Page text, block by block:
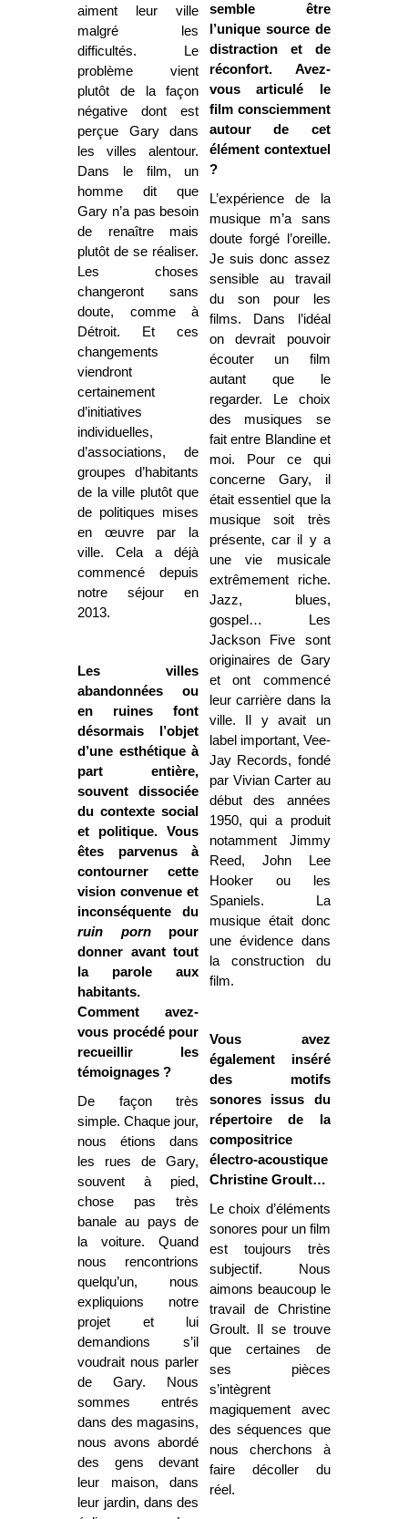
aiment leur ville
malgré les
difficultés. Le
problème vient
plutôt de la façon
négative dont est
perçue Gary dans
les villes alentour.
Dans le film, un
homme dit que
Gary n’a pas besoin
de renaître mais
plutôt de se réaliser.
Les choses
changeront sans
doute, comme à
Détroit. Et ces
changements
viendront
certainement
d’initiatives
individuelles,
d’associations, de
groupes d’habitants
de la ville plutôt que
de politiques mises
en œuvre par la
ville. Cela a déjà
commencé depuis
notre séjour en
2013.
Les villes
abandonnées ou
en ruines font
désormais l’objet
d’une esthétique à
part entière,
souvent dissociée
du contexte social
et politique. Vous
êtes parvenus à
contourner cette
vision convenue et
inconséquente du
ruin pornpour
donner avant tout
la parole aux
habitants.
Comment avez-
vous procédé pour
recueillir les
témoignages ?
De façon très
simple. Chaque jour,
nous étions dans
les rues de Gary,
souvent à pied,
chose pas très
banale au pays de
la voiture. Quand
nous rencontrions
quelqu’un, nous
expliquions notre
projet et lui
demandions s’il
voudrait nous parler
de Gary. Nous
sommes entrés
dans des magasins,
nous avons abordé
des gens devant
leur maison, dans
leur jardin, dans des
semble être
l’unique source de
distraction et de
réconfort. Avez-
vous articulé le
film consciemment
autour de cet
élément contextuel
?
L’expérience de la
musique m’a sans
doute forgé l’oreille.
Je suis donc assez
sensible au travail
du son pour les
films. Dans l’idéal
on devrait pouvoir
écouter un film
autant que le
regarder.
Le choix
des musiques se
fait entre Blandine et
moi. Pour ce qui
concerne Gary, il
était essentiel que la
musique soit très
présente, car il y a
une vie musicale
extrêmement riche.
Jazz, blues,
gospel… Les
Jackson Five sont
originaires de Gary
et ont commencé
leur carrière dans la
ville. Il y avait un
label important, Vee-
Jay Records, fondé
par Vivian Carter au
début des années
1950, qui a produit
notamment Jimmy
Reed, John Lee
Hooker ou les
Spaniels. La
musique était donc
une évidence dans
la construction du
film.
Vous avez
également inséré
des motifs
sonores issus du
répertoire de la
compositrice
électro-acoustique
Christine Groult…
Le choix d’éléments
sonores pour un film
est toujours très
subjectif. Nous
aimons beaucoup le
travail de Christine
Groult. Il se trouve
que certaines de
ses pièces
s’intègrent
magiquement avec
des séquences que
nous cherchons à
faire décoller du
réel.